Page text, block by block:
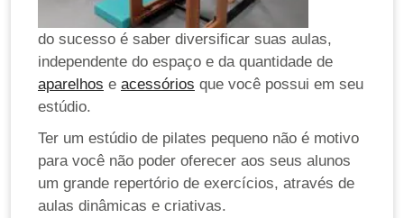
do sucesso é saber diversificar suas aulas,
independente do espaço e da quantidade de
aparelhos e acessórios que você possui em seu
estúdio.
Ter um estúdio de pilates pequeno não é motivo
para você não poder oferecer aos seus alunos
um grande repertório de exercícios, através de
aulas dinâmicas e criativas.